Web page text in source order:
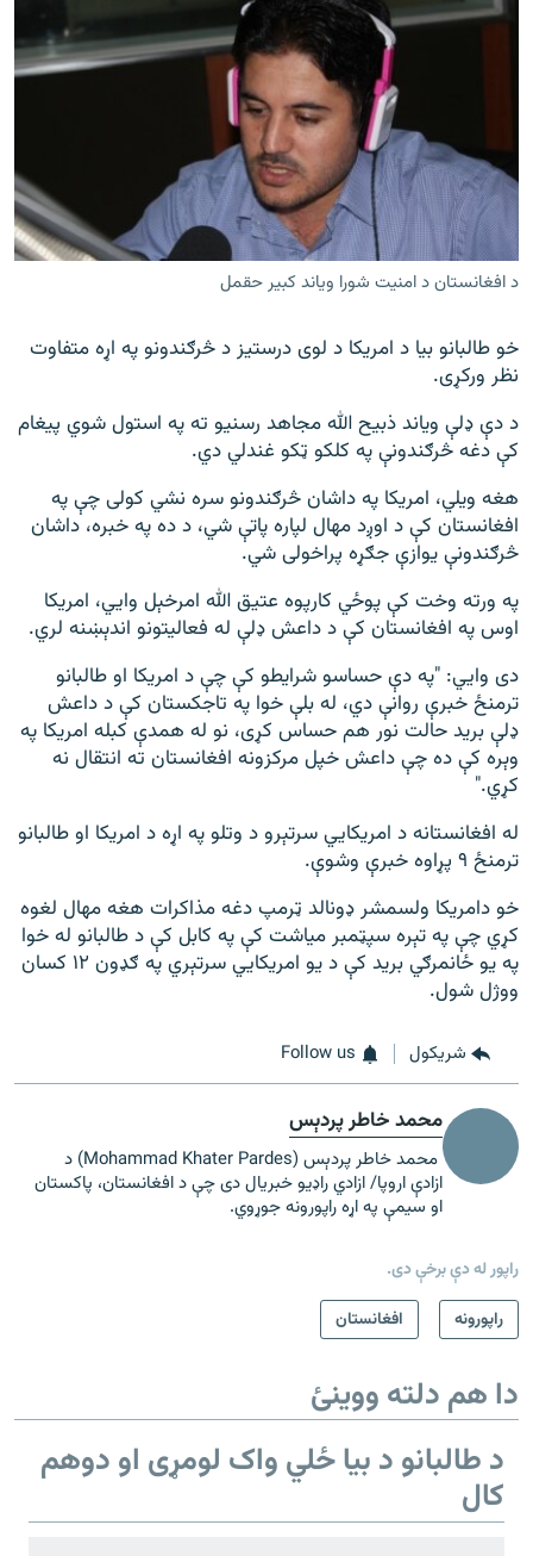
د افغانستان د امنیت شورا ویاند کبیر حقمل
خو طالبانو بیا د امریکا د لوی درستیز د څرګندونو په اړه متفاوت
نظر ورکړی.
د دې ډلې ویاند ذبیح الله مجاهد رسنیو ته په استول شوي پیغام
کې دغه څرګندونې په کلکو ټکو غندلي دي.
هغه ويلي، امریکا په داشان څرګندونو سره نشي کولی چې په
افغانستان کې د اوږد مهال لپاره پاتې شي، د ده په خبره، داشان
څرګندونې یوازې جګړه پراخولی شي.
په ورته وخت کې پوځي کارپوه عتیق الله امرخېل وايي، امریکا
اوس په افغانستان کې د داعش ډلې له فعالیتونو اندېښنه لري.
دی وایي: "په دې حساسو شرایطو کې چې د امریکا او طالبانو
ترمنځ خبرې روانې دي، له بلې خوا په تاجکستان کې د داعش
ډلې برید حالت نور هم حساس کړی، نو له همدې کبله امریکا په
وېره کې ده چې داعش خپل مرکزونه افغانستان ته انتقال نه
کړي."
له افغانستانه د امریکايي سرتېرو د وتلو په اړه د امریکا او طالبانو
ترمنځ ۹ پړاوه خبرې وشوې.
خو دامریکا ولسمشر ډونالد ټرمپ دغه مذاکرات هغه مهال لغوه
کړي چې په تېره سپټمبر میاشت کې په کابل کې د طالبانو له خوا
په یو ځانمرګي برید کې د یو امریکايي سرتېري په ګډون ۱۲ کسان
ووژل شول.
شريکول Follow us
محمد خاطر پردېس
محمد خاطر پردېس (Mohammad Khater Pardes) د
ازادې اروپا/ ازادي راډیو خبریال دی چې د افغانستان، پاکستان
او سیمې په اړه راپورونه جوړوي.
راپور له دې برخې دی.
راپورونه
افغانستان
دا هم دلته ووینئ
د طالبانو د بیا ځلي واک لومړی او دوهم
کال